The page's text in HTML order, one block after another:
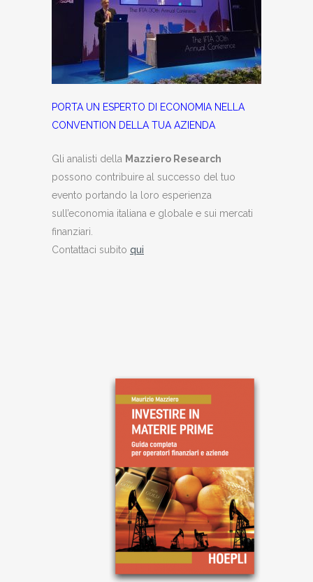
PORTA UN ESPERTO DI ECONOMIA NELLA
CONVENTION DELLA TUA AZIENDA
Gli analisti della Mazziero Research
possono contribuire al successo del tuo
evento portando la loro esperienza
sull’economia italiana e globale e sui mercati
finanziari.
Contattaci subito qui